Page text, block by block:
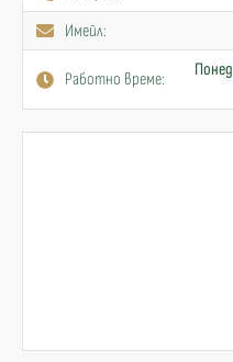
Имейл:
Работно време: